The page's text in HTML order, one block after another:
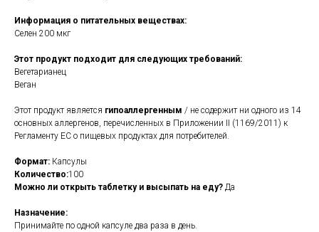
Информация о питательных веществах:
Селен 200 мкг
Этот продукт подходит для следующих требований:
Вегетарианец
Веган
Этот продукт является гипоаллергенным / не содержит ни одного из 14
основных аллергенов, перечисленных в Приложении II (1169/2011) к
Регламенту ЕС о пищевых продуктах для потребителей.
Формат: Капсулы
Количество:100
Можно ли открыть таблетку и высыпать на еду? Да
Назначение:
Принимайте по одной капсуле два раза в день.